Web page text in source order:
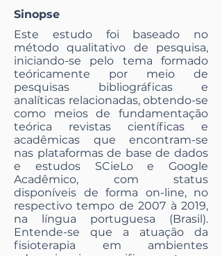
Sinopse
Este estudo foi baseado no
método qualitativo de pesquisa,
iniciando-se pelo tema formado
teóricamente por meio de
pesquisas bibliográficas e
analíticas relacionadas, obtendo-se
como meios de fundamentação
teórica revistas científicas e
acadêmicas que encontram-se
nas plataformas de base de dados
e estudos SCieLo e Google
Acadêmico, com status
disponíveis de forma on-line, no
respectivo tempo de 2007 à 2019,
na língua portuguesa (Brasil).
Entende-se que a atuação da
fisioterapia em ambientes